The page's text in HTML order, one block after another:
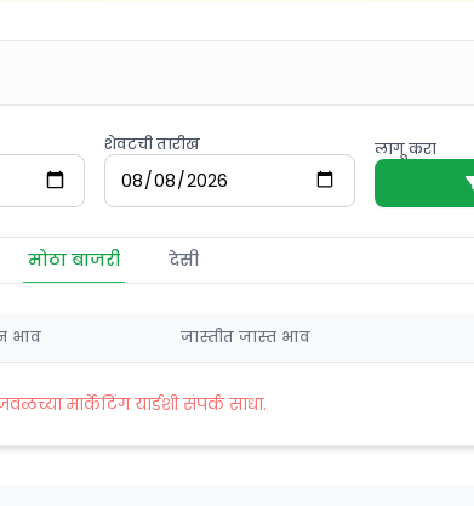
शेवटची तारीख लागू करा
मोठा बाजरी देसी
भाव जास्तीत जास्त भाव
मार्केटिंग यार्डशी संपर्क साधा.